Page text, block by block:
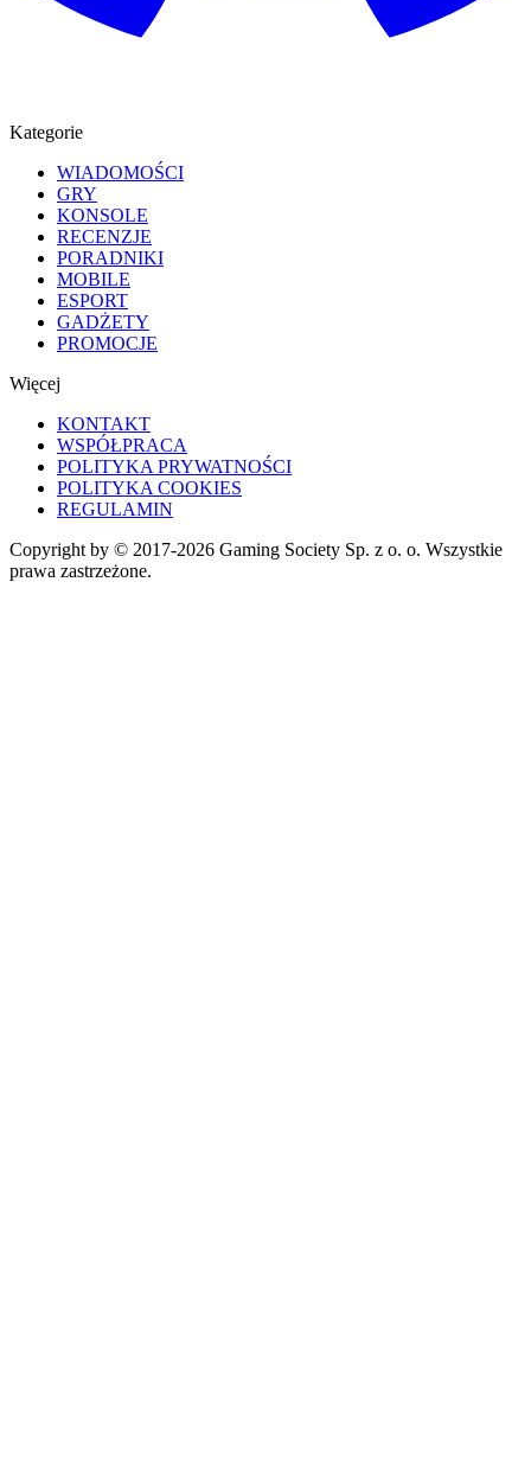
Kategorie
WIADOMOŚCI
GRY
KONSOLE
RECENZJE
PORADNIKI
MOBILE
ESPORT
GADŻETY
PROMOCJE
Więcej
KONTAKT
WSPÓŁPRACA
POLITYKA PRYWATNOŚCI
POLITYKA COOKIES
REGULAMIN
Copyright by © 2017-2026 Gaming Society Sp. z o. o. Wszystkie
prawa zastrzeżone.